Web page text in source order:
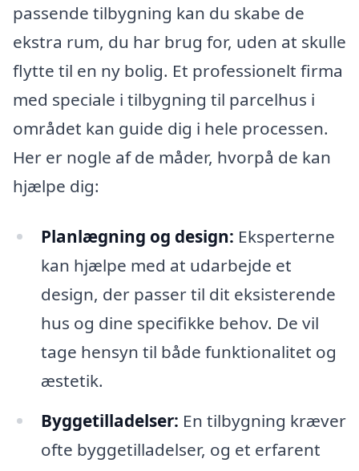
passende tilbygning kan du skabe de
ekstra rum, du har brug for, uden at skulle
flytte til en ny bolig. Et professionelt firma
med speciale i tilbygning til parcelhus i
området kan guide dig i hele processen.
Her er nogle af de måder, hvorpå de kan
hjælpe dig:
Planlægning og design: Eksperterne
kan hjælpe med at udarbejde et
design, der passer til dit eksisterende
hus og dine specifikke behov. De vil
tage hensyn til både funktionalitet og
æstetik.
Byggetilladelser: En tilbygning kræver
ofte byggetilladelser, og et erfarent